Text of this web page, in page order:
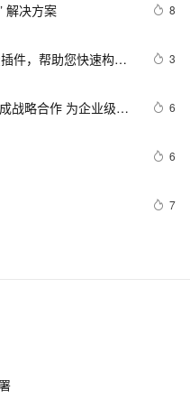
解决方案 8
件，帮助您快速构建
3
战略合作 为企业级客
6
6
7
CI 持续集成
Core项目